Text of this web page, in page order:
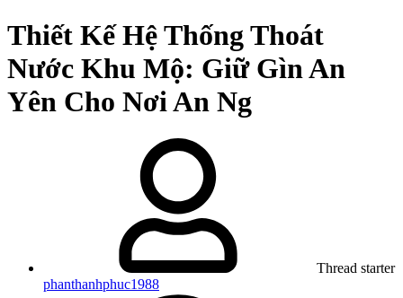
Thiết Kế Hệ Thống Thoát
Nước Khu Mộ: Giữ Gìn An
Yên Cho Nơi An Ng
Thread starter
phanthanhphuc1988